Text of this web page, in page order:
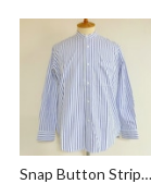
Botanical Deep
Navy
Snap Button Stripe